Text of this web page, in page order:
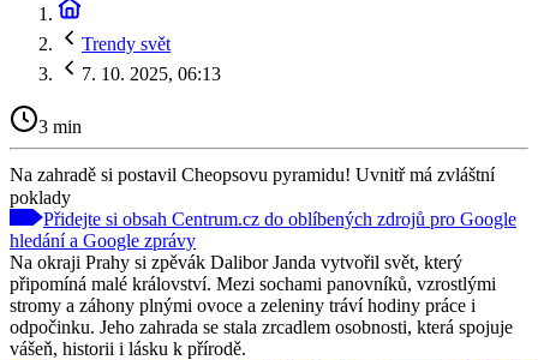
Trendy svět
7. 10. 2025, 06:13
3 min
Na zahradě si postavil Cheopsovu pyramidu! Uvnitř má zvláštní
poklady
Přidejte si obsah Centrum.cz do oblíbených zdrojů pro Google
hledání a Google zprávy
Na okraji Prahy si zpěvák Dalibor Janda vytvořil svět, který
připomíná malé království. Mezi sochami panovníků, vzrostlými
stromy a záhony plnými ovoce a zeleniny tráví hodiny práce i
odpočinku. Jeho zahrada se stala zrcadlem osobnosti, která spojuje
vášeň, historii i lásku k přírodě.